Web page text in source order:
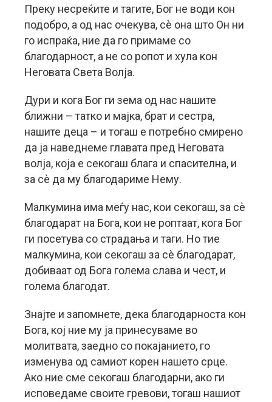
Преку несреќите и тагите, Бог не води кон
подобро, а од нас очекува, сè она што Он ни
го испраќа, ние да го примаме со
благодарност, а не со ропот и хула кон
Неговата Света Волја.
Дури и кога Бог ги зема од нас нашите
ближни – татко и мајка, брат и сестра,
нашите деца – и тогаш е потребно смирено
да ја наведнеме главата пред Неговата
волја, која е секогаш блага и спасителна, и
за сè да му благодариме Нему.
Малкумина има меѓу нас, кои секогаш, за сè
благодарат на Бога, кои не роптаат, кога Бог
ги посетува со страдања и таги. Но тие
малкумина, кои секогаш за сè благодарат,
добиваат од Бога голема слава и чест, и
голема благодат.
Знајте и запомнете, дека благодарноста кон
Бога, кој ние му ја принесуваме во
молитвата, заедно со покајанието, го
изменува од самиот корен нашето срце.
Ако ние сме секогаш благодарни, ако ги
исповедаме своите гревови, тогаш нашиот